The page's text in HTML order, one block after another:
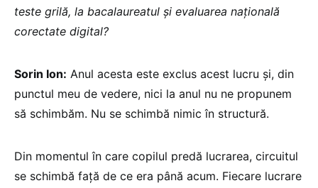
teste grilă, la bacalaureatul și evaluarea națională
corectate digital?
Sorin Ion: Anul acesta este exclus acest lucru și, din
punctul meu de vedere, nici la anul nu ne propunem
să schimbăm. Nu se schimbă nimic în structură.
Din momentul în care copilul predă lucrarea, circuitul
se schimbă față de ce era până acum. Fiecare lucrare